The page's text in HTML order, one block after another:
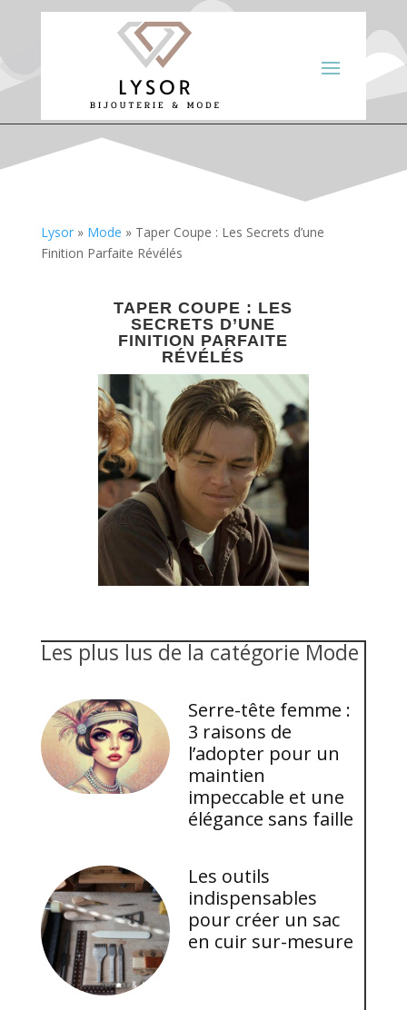
Lysor» Mode » Taper Coupe : Les Secrets d’une
Finition Parfaite Révélés
TAPER COUPE : LES
SECRETS D’UNE
FINITION PARFAITE
RÉVÉLÉS
Les plus lus de la catégorie Mode
Serre-tête femme :
3 raisons de
l’adopter pour un
maintien
impeccable et une
élégance sans faille
Les outils
indispensables
pour créer un sac
en cuir sur-mesure